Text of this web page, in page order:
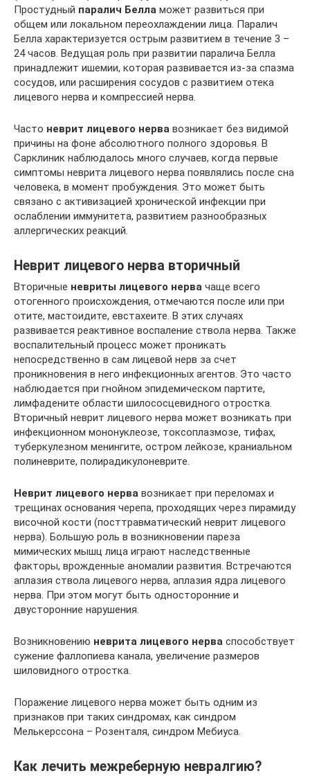
Простудный паралич Белла может развиться при
общем или локальном переохлаждении лица. Паралич
Белла характеризуется острым развитием в течение 3 –
24 часов. Ведущая роль при развитии паралича Белла
принадлежит ишемии, которая развивается из-за спазма
сосудов, или расширения сосудов с развитием отека
лицевого нерва и компрессией нерва.
Часто неврит лицевого нерва возникает без видимой
причины на фоне абсолютного полного здоровья. В
Сарклиник наблюдалось много случаев, когда первые
симптомы неврита лицевого нерва появлялись после сна
человека, в момент пробуждения. Это может быть
связано с активизацией хронической инфекции при
ослаблении иммунитета, развитием разнообразных
аллергических реакций.
Неврит лицевого нерва вторичный
Вторичные невриты лицевого нерва чаще всего
отогенного происхождения, отмечаются после или при
отите, мастоидите, евстахеите. В этих случаях
развивается реактивное воспаление ствола нерва. Также
воспалительный процесс может проникать
непосредственно в сам лицевой нерв за счет
проникновения в него инфекционных агентов. Это часто
наблюдается при гнойном эпидемическом партите,
лимфадените области шилососцевидного отростка.
Вторичный неврит лицевого нерва может возникать при
инфекционном мононуклеозе, токсоплазмозе, тифах,
туберкулезном менингите, остром лейкозе, краниальном
полиневрите, полирадикулоневрите.
Неврит лицевого нерва возникает при переломах и
трещинах основания черепа, проходящих через пирамиду
височной кости (посттравматический неврит лицевого
нерва). Большую роль в возникновении пареза
мимических мышц лица играют наследственные
факторы, врожденные аномалии развития. Встречаются
аплазия ствола лицевого нерва, аплазия ядра лицевого
нерва. При этом могут быть односторонние и
двусторонние нарушения.
Возникновению неврита лицевого нерва способствует
сужение фаллопиева канала, увеличение размеров
шиловидного отростка.
Поражение лицевого нерва может быть одним из
признаков при таких синдромах, как синдром
Мелькерссона – Розенталя, синдром Мебиуса.
Как лечить межреберную невралгию?